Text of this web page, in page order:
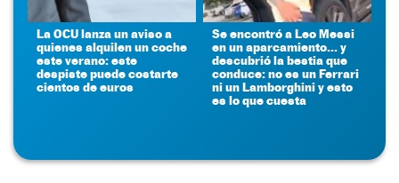
La OCU lanza un aviso a
quienes alquilen un coche
este verano: este
despiste puede costarte
cientos de euros
Se encontró a Leo Messi
en un aparcamiento... y
descubrió la bestia que
conduce: no es un Ferrari
ni un Lamborghini y esto
es lo que cuesta